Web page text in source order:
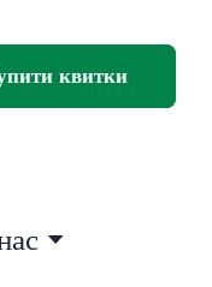
квитки